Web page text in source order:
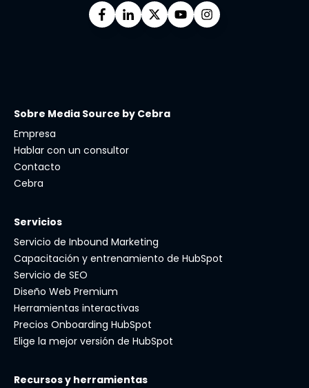
Sobre Media Source by Cebra
Empresa
Hablar con un consultor
Contacto
Cebra
Servicios
Servicio de Inbound Marketing
Capacitación y entrenamiento de HubSpot
Servicio de SEO
Diseño Web Premium
Herramientas interactivas
Precios Onboarding HubSpot
Elige la mejor versión de HubSpot
Recursos y herramientas